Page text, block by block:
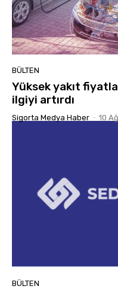
BÜLTEN
Yüksek yakıt
ilgiyi artırdı
Sigorta Medya Haber - 10
BÜLTEN